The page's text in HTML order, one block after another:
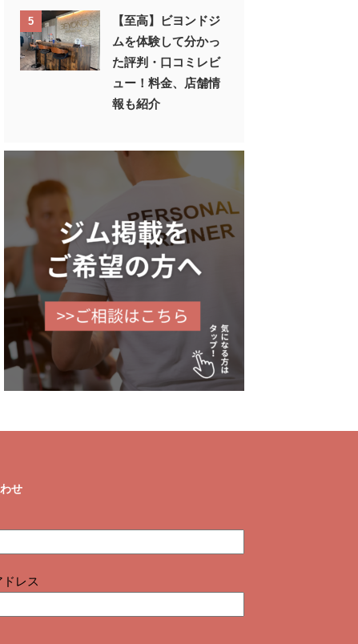
5
【至高】ビヨンドジ
ムを体験して分かっ
た評判・口コミレビ
ュー！料金、店舗情
報も紹介
せ
ドレス